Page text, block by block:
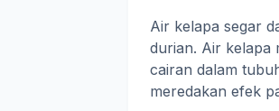
Air kelapa segar
durian. Air kelapa
cairan dalam
meredakan efek